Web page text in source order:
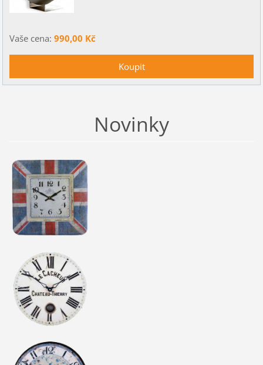
Vaše cena: 990,00 Kč
Novinky